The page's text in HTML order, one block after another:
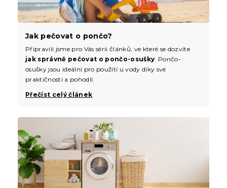
Jak pečovat o pončo?
Připravili jsme pro Vás sérii článků, ve které se dozvíte
jak správně pečovat o pončo-osušky . Pončo-
osušky jsou ideální pro použití u vody díky své
praktičnosti a pohodlí.
Přečíst celý článek